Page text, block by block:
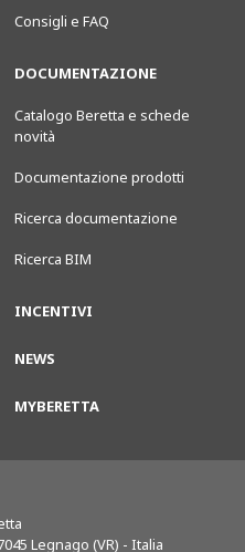
Consigli e FAQ
DOCUMENTAZIONE
Catalogo Beretta e schede
novità
Documentazione prodotti
Ricerca documentazione
Ricerca BIM
INCENTIVI
NEWS
MYBERETTA
Legnago (VR) - Italia